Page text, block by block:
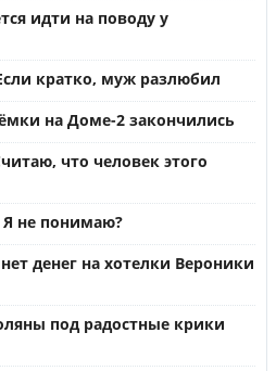
идти на поводу у
кратко, муж разлюбил
на Доме-2 закончились
что человек этого
не понимаю?
денег на хотелки Вероники
под радостные крики